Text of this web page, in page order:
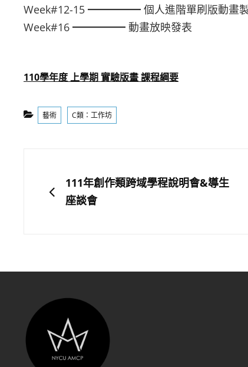
Week#12-15 ━━━━━ 個人進階單刷版動畫
Week#16 ━━━━━ 動畫放映發表
110學年度 上學期 實驗版畫 課程綱要
Categories
藝術 C類：工作坊
PREVIOUS
111年創作類跨域學程說明會&導生
座談會